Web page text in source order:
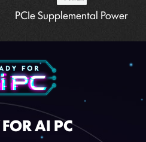
PCIe Supplemental Power
AI PC